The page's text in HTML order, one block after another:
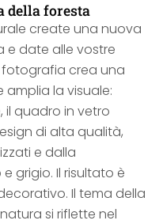
della foresta
create una nuova
e date alle vostre
crea una
amplia la visuale:
il quadro in vetro
di alta qualità,
e dalla
grigio. Il risultato è
Il tema della
si riflette nel